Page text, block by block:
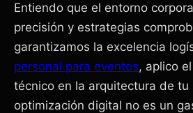
Entiendo que el entorno
precisión y estrategias
garantizamos la excelencia
personal para eventos, aplico
técnico en la arquitectura de tu
optimización digital no es un